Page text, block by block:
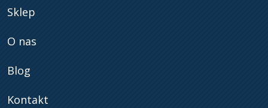
Sklep
O nas
Blog
Kontakt